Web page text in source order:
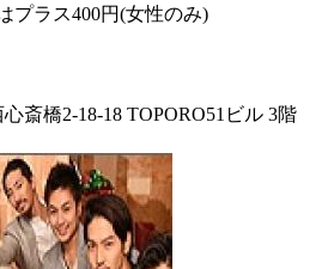
プラス400円(女性のみ)
斎橋2-18-18 TOPORO51ビル 3階